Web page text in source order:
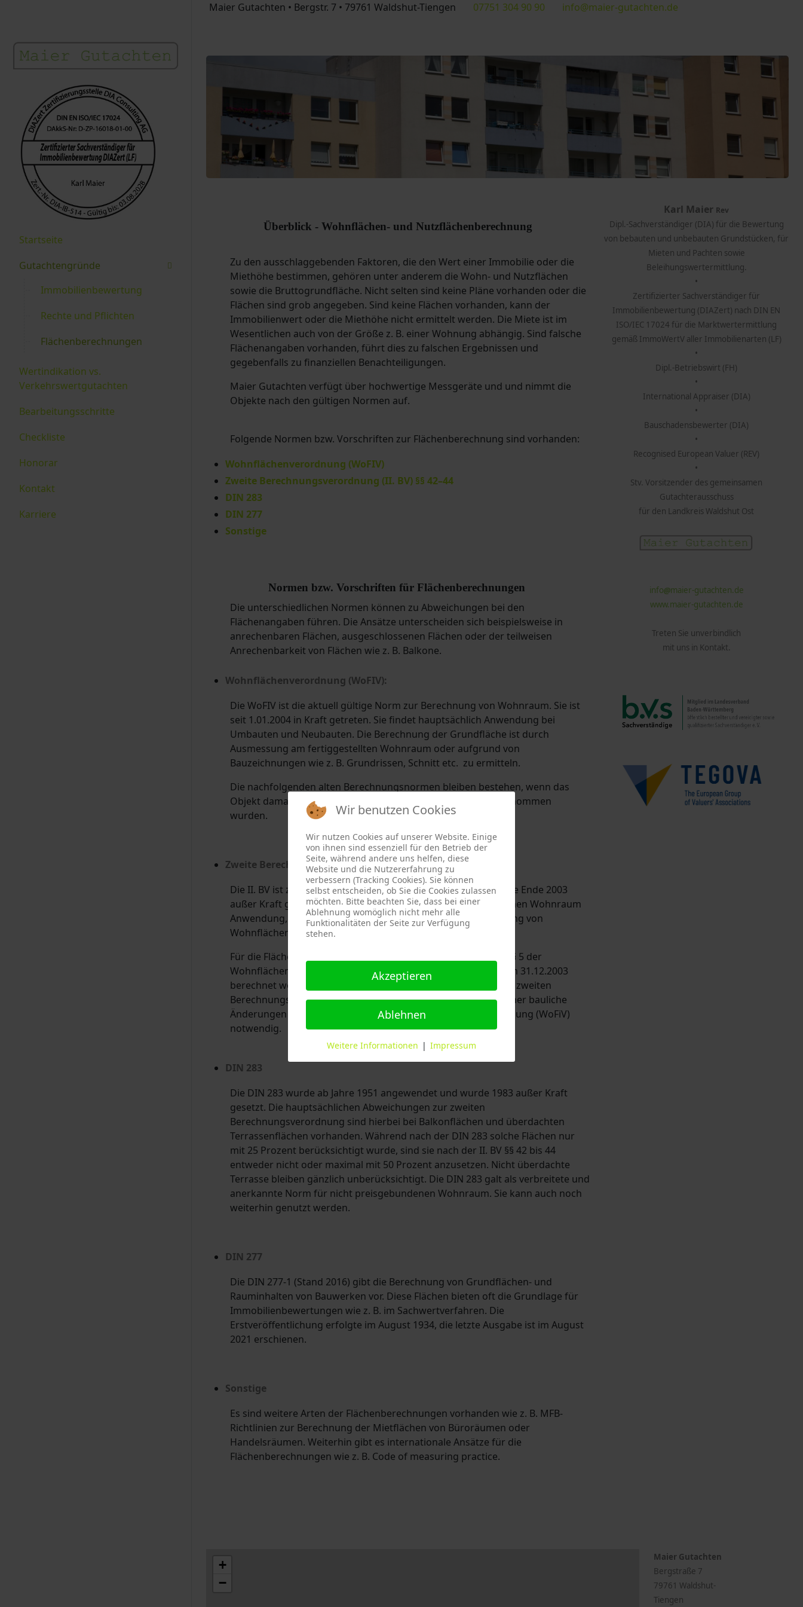
Startseite
Gutachtengründe
Immobilienbewertung
Rechte und Pflichten
Flächenberechnungen
Wertindikation vs.
Verkehrswertgutachten
Bearbeitungsschritte
Checkliste
Honorar
Kontakt
Karriere
Maier Gutachten • Bergstr. 7 • 79761 Waldshut-Tiengen 07751 304 90 90 info@maier-gutachten.de
Überblick - Wohnflächen- und Nutzflächenberechnung
Zu den ausschlaggebenden Faktoren, die den Wert einer Immobilie oder die
Miethöhe bestimmen, gehören unter anderem die Wohn- und Nutzflächen
sowie die Bruttogrundfläche. Nicht selten sind keine Pläne vorhanden oder die
Flächen sind grob angegeben. Sind keine Flächen vorhanden, kann der
Immobilienwert oder die Miethöhe nicht ermittelt werden. Die Miete ist im
Wesentlichen auch von der Größe z. B. einer Wohnung abhängig. Sind falsche
Flächenangaben vorhanden, führt dies zu falschen Ergebnissen und
gegebenfalls zu finanziellen Benachteiligungen.
Maier Gutachten verfügt über hochwertige Messgeräte und und nimmt die
Objekte nach den gültigen Normen auf.
Folgende Normen bzw. Vorschriften zur Flächenberechnung sind vorhanden:
Wohnflächenverordnung (WoFIV)
Zweite Berechnungsverordnung (II. BV) §§ 42–44
DIN 283
DIN 277
Sonstige
Normen bzw. Vorschriften für Flächenberechnungen
Die unterschiedlichen Normen können zu Abweichungen bei den
Flächenangaben führen. Die Ansätze unterscheiden sich beispielsweise in
anrechenbaren Flächen, ausgeschlossenen Flächen oder der teilweisen
Anrechenbarkeit von Flächen wie z. B. Balkone.
Wohnflächenverordnung (WoFIV):
Die WoFIV ist die aktuell gültige Norm zur Berechnung von Wohnraum. Sie ist
seit 1.01.2004 in Kraft getreten. Sie findet hauptsächlich Anwendung bei
Umbauten und Neubauten. Die Berechnung der Grundfläche ist durch
Ausmessung am fertiggestellten Wohnraum oder aufgrund von
Bauzeichnungen wie z. B. Grundrissen, Schnitt etc. zu ermitteln.
Die nachfolgenden alten Berechnungsnormen bleiben bestehen, wenn das
Objekt damals erbaut wurde und keine Veränderungen vorgenommen
wurden.
Zweite Berechnungsverordnung (II. BV)§§ 42–44:
Die II. BV ist zum ersten Mal im Jahr 1957 erschienen und wurde Ende 2003
außer Kraft gesetzt. Sie findet hauptsächlich im preisgebundenen Wohnraum
Anwendung, ist jedoch in der Praxis oft auch bei der Berechnung von
Wohnflächen im preisfreiem Wohnraum zu finden.
Für die Flächenberechnung ist ausschlaggebend, dass gemäß § 5 der
Wohnflächenverordnung (WoFlV) Wohnflächen, welche bis zum 31.12.2003
berechnet worden sind, nach der damals gültigen Fassung der zweiten
Berechnungsverordnung (II. BV) berechnet werden. Bei z. B. einer bauliche
Änderungen ist die Berechnung nach der Wohnflächenverordnung (WoFiV)
notwendig.
DIN 283
Die DIN 283 wurde ab Jahre 1951 angewendet und wurde 1983 außer Kraft
gesetzt. Die hauptsächlichen Abweichungen zur zweiten
Berechnungsverordnung sind hierbei bei Balkonflächen und überdachten
Terrassenflächen vorhanden. Während nach der DIN 283 solche Flächen nur
mit 25 Prozent berücksichtigt wurde, sind sie nach der II. BV §§ 42 bis 44
entweder nicht oder maximal mit 50 Prozent anzusetzen. Nicht überdachte
Terrasse bleiben gänzlich unberücksichtigt. Die DIN 283 galt als verbreitete und
anerkannte Norm für nicht preisgebundenen Wohnraum. Sie kann auch noch
weiterhin genutzt werden.
DIN 277
Die DIN 277-1 (Stand 2016) gibt die Berechnung von Grundflächen- und
Rauminhalten von Bauwerken vor. Diese Flächen bieten oft die Grundlage für
Immobilienbewertungen wie z. B. im Sachwertverfahren. Die
Erstveröffentlichung erfolgte im August 1934, die letzte Ausgabe ist im August
2021 erschienen.
Sonstige
Es sind weitere Arten der Flächenberechnungen vorhanden wie z. B. MFB-
Richtlinien zur Berechnung der Mietflächen von Büroräumen oder
Handelsräumen. Weiterhin gibt es internationale Ansätze für die
Flächenberechnungen wie z. B. Code of measuring practice.
Karl Maier Rev
Dipl.-Sachverständiger (DIA) für die Bewertung
von bebauten und unbebauten Grundstücken, für
Mieten und Pachten sowie
Beleihungswertermittlung.
•
Zertifizierter Sachverständiger für
Immobilienbewertung (DIAZert) nach DIN EN
ISO/IEC 17024 für die Marktwertermittlung
gemäß ImmoWertV aller Immobilienarten (LF)
•
Dipl.-Betriebswirt (FH)
•
International Appraiser (DIA)
•
Bauschadensbewerter (DIA)
•
Recognised European Valuer (REV)
•
Stv. Vorsitzender des gemeinsamen
Gutachterausschuss
für den Landkreis Waldshut Ost
info
maier-gutachten.de
www.maier-gutachten.de
Treten Sie unverbindlich
mit uns in Kontakt.
+
−
Maier Gutachten
Bergstraße 7
79761 Waldshut-
Tiengen
Wir benutzen Cookies
Wir nutzen Cookies auf unserer Website. Einige
von ihnen sind essenziell für den Betrieb der
Seite, während andere uns helfen, diese
Website und die Nutzererfahrung zu
verbessern (Tracking Cookies). Sie können
selbst entscheiden, ob Sie die Cookies zulassen
möchten. Bitte beachten Sie, dass bei einer
Ablehnung womöglich nicht mehr alle
Funktionalitäten der Seite zur Verfügung
stehen.
Akzeptieren
Ablehnen
Weitere Informationen | Impressum